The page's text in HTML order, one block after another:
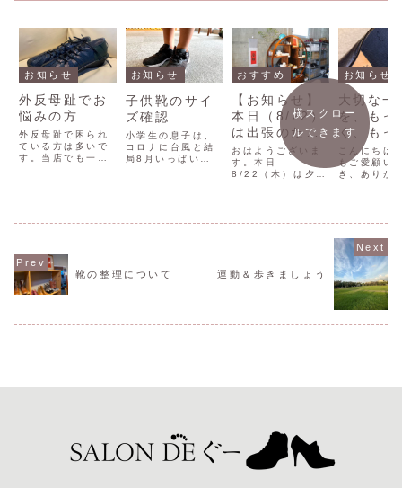
お知らせ
外反母趾でお
悩みの方
外反母趾で困られ
ている方は多いで
す。当店でも一番
母趾について知識
のある販売員さん
がいるお店をお勧
お知らせ
子供靴のサイ
ズ確認
小学生の息子は、
コロナに台風と結
局8月いっぱい夏
生まで。女の子は
おすすめ
【お知らせ】
本日（8/22）
は出張のため
14時閉店とな
ります。
おはようございま
す。本日
8/22（木）は夕方
め14時閉店とさせ
らは通常営業とな
ります。
お知らせ
大切な一
を、もっ
く、もっ
適に。
り」メン
ンスのご
こんにちは
もご愛顧い
き、ありが
きめきは、
「この靴と
場所へ出か
い」 そう思
に入れた大
だからこそ
く、美しく
い。それ...
横スクロー
ルできます
靴の整理について 運動＆歩きましょう